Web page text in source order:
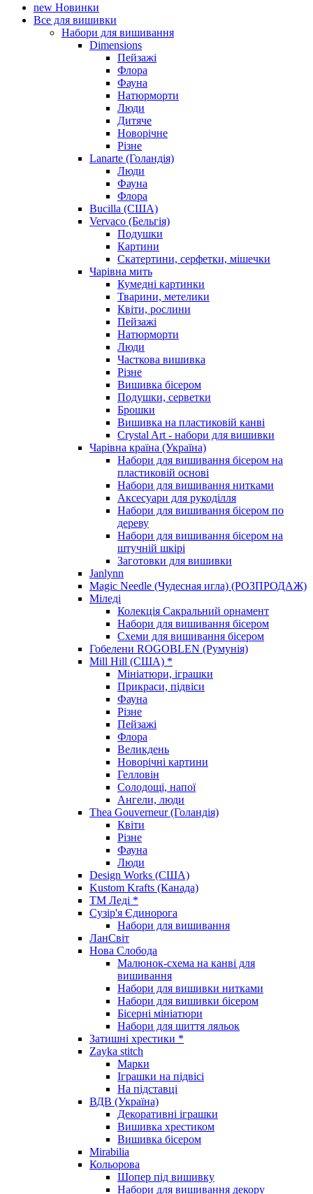
new Новинки
Все для вишивки
Набори для вишивання
Dimensions
Пейзажі
Флора
Фауна
Натюрморти
Люди
Дитяче
Новорічне
Різне
Lanarte (Голандія)
Люди
Фауна
Флора
Bucilla (США)
Vervaco (Бельгія)
Подушки
Картини
Скатертини, серфетки, мішечки
Чарiвна мить
Кумедні картинки
Тварини, метелики
Квіти, рослини
Пейзажі
Натюрморти
Люди
Часткова вишивка
Різне
Вишивка бісером
Подушки, серветки
Брошки
Вишивка на пластиковій канві
Crystal Art - набори для вишивки
Чарівна країна (Україна)
Набори для вишивання бісером на
пластиковій основі
Набори для вишивання нитками
Аксесуари для рукоділля
Набори для вишивання бісером по
дереву
Набори для вишивання бісером на
штучній шкірі
Заготовки для вишивки
Janlynn
Magic Needle (Чудесная игла) (РОЗПРОДАЖ)
Міледі
Колекція Сакральний орнамент
Набори для вишивання бісером
Схеми для вишивання бісером
Гобелени ROGOBLEN (Румунія)
Mill Hill (США) *
Мініатюри, іграшки
Прикраси, підвіси
Фауна
Різне
Пейзажі
Флора
Великдень
Новорічні картини
Гелловін
Солодощі, напої
Ангели, люди
Thea Gouverneur (Голандія)
Квіти
Різне
Фауна
Люди
Design Works (США)
Kustom Krafts (Канада)
ТМ Леді *
Сузір'я Єдинорога
Набори для вишивання
ЛанСвіт
Нова Слобода
Малюнок-схема на канві для
вишивання
Набори для вишивки нитками
Набори для вишивки бісером
Бісерні мініатюри
Набори для шиття ляльок
Затишні хрестики *
Zayka stitch
Марки
Іграшки на підвісі
На підставці
ВДВ (Україна)
Декоративні іграшки
Вишивка хрестиком
Вишивка бісером
Mirabilia
Кольорова
Шопер під вишивку
Набори для вишивання декору